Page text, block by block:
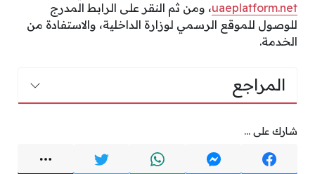
uaeplatform.net، ومن ثم النقر على الرابط المدرج
للوصول للموقع الرسمي لوزارة الداخلية، والاستفادة من
الخدمة.
المراجع
شارك على ...